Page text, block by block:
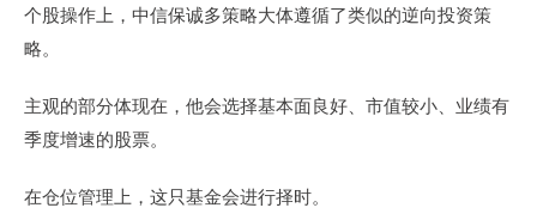
个股操作上，中信保诚多策略大体遵循了类似的逆向投资策
略。
主观的部分体现在，他会选择基本面良好、市值较小、业绩有
季度增速的股票。
在仓位管理上，这只基金会进行择时。